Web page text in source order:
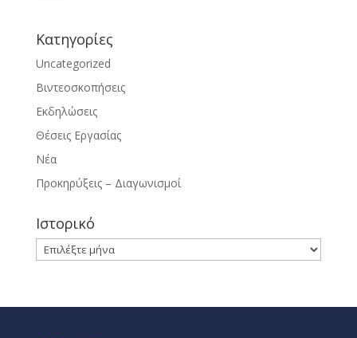
Kατηγορίες
Uncategorized
Βιντεοσκοπήσεις
Εκδηλώσεις
Θέσεις Εργασίας
Νέα
Προκηρύξεις – Διαγωνισμοί
Ιστορικό
Ιστορικό